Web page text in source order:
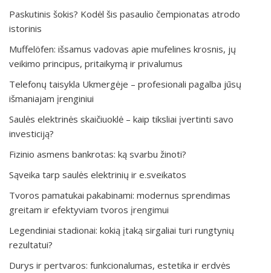
Paskutinis šokis? Kodėl šis pasaulio čempionatas atrodo
istorinis
Muffelöfen: išsamus vadovas apie mufelines krosnis, jų
veikimo principus, pritaikymą ir privalumus
Telefonų taisykla Ukmergėje – profesionali pagalba jūsų
išmaniajam įrenginiui
Saulės elektrinės skaičiuoklė – kaip tiksliai įvertinti savo
investiciją?
Fizinio asmens bankrotas: ką svarbu žinoti?
Sąveika tarp saulės elektrinių ir e.sveikatos
Tvoros pamatukai pakabinami: modernus sprendimas
greitam ir efektyviam tvoros įrengimui
Legendiniai stadionai: kokią įtaką sirgaliai turi rungtynių
rezultatui?
Durys ir pertvaros: funkcionalumas, estetika ir erdvės